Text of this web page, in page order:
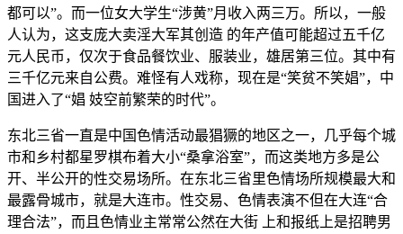
都可以”。而一位女大学生“涉黄”月收入两三万。所以，一般
人认为，这支庞大卖淫大军其创造 的年产值可能超过五千亿
元人民币，仅次于食品餐饮业、服装业，雄居第三位。其中有
三千亿元来自公费。难怪有人戏称，现在是“笑贫不笑娼”，中
国进入了“娼 妓空前繁荣的时代”。
东北三省一直是中国色情活动最猖獗的地区之一，几乎每个城
市和乡村都星罗棋布着大小“桑拿浴室”，而这类地方多是公
开、半公开的性交易场所。在东北三省里色情场所规模最大和
最露骨城市，就是大连市。性交易、色情表演不但在大连“合
理合法”，而且色情业主常常公然在大街 上和报纸上是招聘男